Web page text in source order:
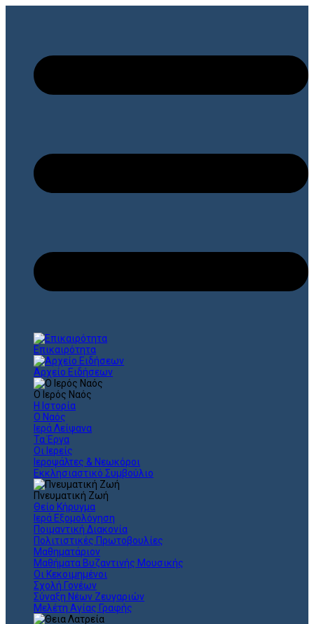
Επικαιρότητα
Αρχείο Ειδήσεων
Ο Ιερός Ναός
Η Ιστορία
Ο Ναός
Ιερά Λείψανα
Τα Έργα
Οι Ιερείς
Ιεροψάλτες & Νεωκόροι
Εκκλησιαστικό Συμβούλιο
Πνευματική Ζωή
Θείο Κήρυγμα
Ιερά Εξομολόγηση
Ποιμαντική Διακονία
Πολιτιστικές Πρωτοβουλίες
Μαθηματάριον
Μαθήματα Βυζαντινής Μουσικής
Οι Κεκοιμημένοι
Σχολή Γονέων
Σύναξη Νέων Ζευγαριών
Μελέτη Αγίας Γραφής